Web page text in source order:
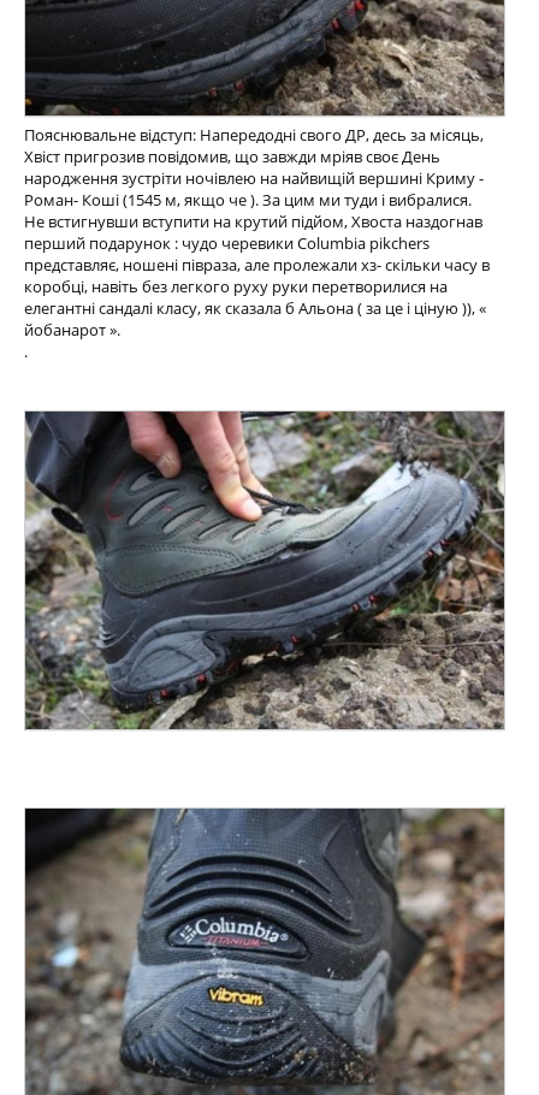
Пояснювальне відступ: Напередодні свого ДР, десь за місяць,
Хвіст пригрозив повідомив, що завжди мріяв своє День
народження зустріти ночівлею на найвищій вершині Криму -
Роман- Коші (1545 м, якщо че ). За цим ми туди і вибралися.
Не встигнувши вступити на крутий підйом, Хвоста наздогнав
перший подарунок : чудо черевики Columbia pikchers
представляє, ношені півраза, але пролежали хз- скільки часу в
коробці, навіть без легкого руху руки перетворилися на
елегантні сандалі класу, як сказала б Альона ( за це і ціную )), «
йобанарот ».
.